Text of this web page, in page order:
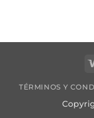
TÉRMINOS Y